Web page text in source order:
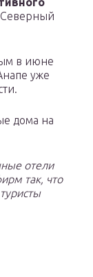
Северный
в июне
уже
дома на
отели
так, что